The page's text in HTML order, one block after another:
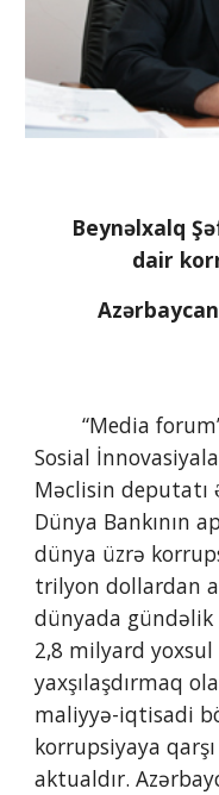
Beynəlxalq
dair
        “Media forum” saytına danışan İqtisadi və
Sosial
Məclisin deputatı
Dünya Bankının
dünya üzrə
trilyon dollardan
dünyada
2,8 milyard
yaxşılaşdırmaq
maliyyə-iqtisadi
korrupsiyaya
aktualdır.